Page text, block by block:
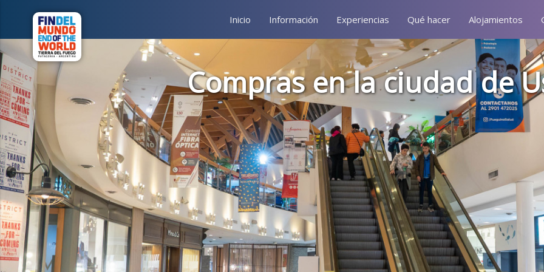
Inicio Información Experiencias Qué hacer Alojamientos
Compras en la ciudad de